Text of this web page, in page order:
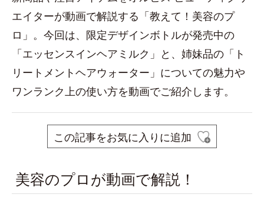
エイターが動画で解説する「教えて！美容のプ
ロ」。今回は、限定デザインボトルが発売中の
「エッセンスインヘアミルク」と、姉妹品の「ト
リートメントヘアウォーター」についての魅力や
ワンランク上の使い方を動画でご紹介します。
この記事をお気に入りに追加
美容のプロが動画で解説！